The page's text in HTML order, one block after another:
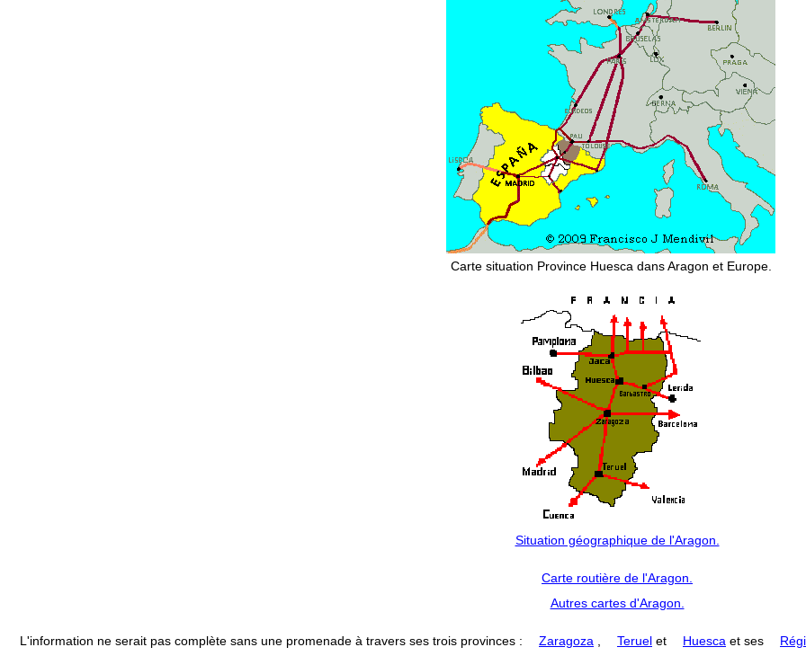
Carte situation Province Huesca dans Aragon et Europe.
Situation géographique de l'Aragon.
Carte routière de l'Aragon.
Autres cartes d'Aragon.
L'information ne serait pas complète sans une promenade à travers ses trois provinces : Zaragoza Teruel et Huesca et ses